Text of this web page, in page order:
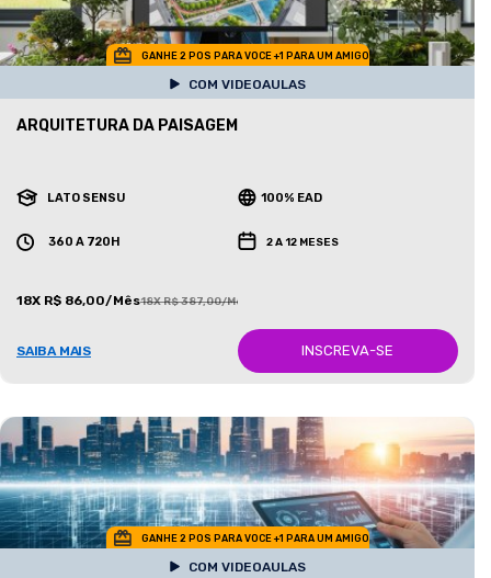
GANHE 2 POS PARA VOCE +1 PARA UM AMIGO
COM VIDEOAULAS
ARQUITETURA DA PAISAGEM
LATO SENSU 100% EAD
360 A 720H 2 A 12 MESES
18X R$ 86,00/Mês18X R$ 387,00/Mês
SAIBA MAIS INSCREVA-SE
GANHE 2 POS PARA VOCE +1 PARA UM AMIGO
COM VIDEOAULAS